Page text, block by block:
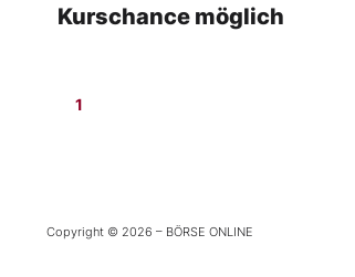
Folgen Sie uns
Kurschance möglich
1
Copyright © 2026 – BÖRSE ONLINE